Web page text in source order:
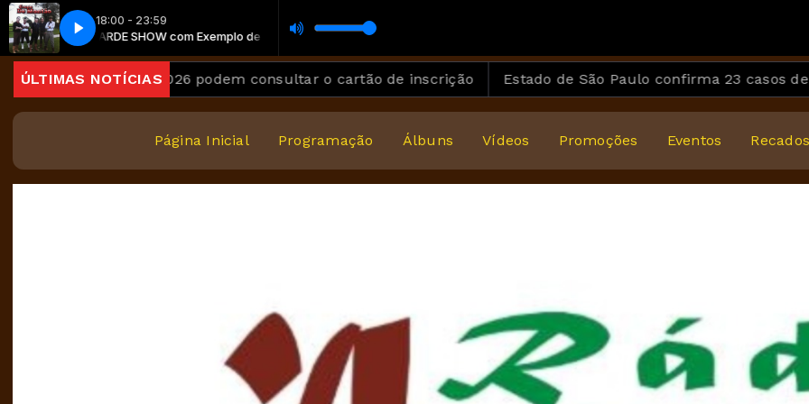
18:00 - 23:59
TARDE SHOW com Exemplo de locutor TARDE SHOW com Exemplo de locutor
Grupo de Montão - Louco por Fandango (2)Grupo de Montão - Louco por Fandango (2)
ÚLTIMAS NOTÍCIAS
Encceja 2026 podem consultar o cartão de inscrição Estado de São Paulo confirma 23 casos de sarampo;
Página Inicial Programação Álbuns Vídeos Promoções Eventos Recados